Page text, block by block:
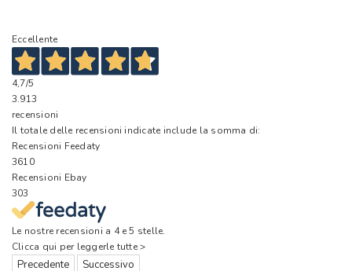
Eccellente
4,7/5
3.913
recensioni
Il totale delle recensioni indicate include la somma di:
Recensioni Feedaty
3610
Recensioni Ebay
303
Le nostre recensioni a 4 e 5 stelle.
Clicca qui per leggerle tutte >
Precedente Successivo